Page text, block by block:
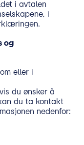
i avtalen
i
og
eller i
du ønsker å
du ta kontakt
nedenfor: